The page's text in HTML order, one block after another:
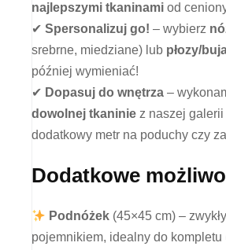
najlepszymi tkaninami od
✔ Spersonalizuj go! – wybierz
srebrne, miedziane) lub płozy/
później wymieniać!
✔ Dopasuj do wnętrza –
dowolnej tkaninie z naszej
dodatkowy metr na poduchy czy
Dodatkowe
Podnóżek (45×45 cm) –
pojemnikiem, idealny do kompletu